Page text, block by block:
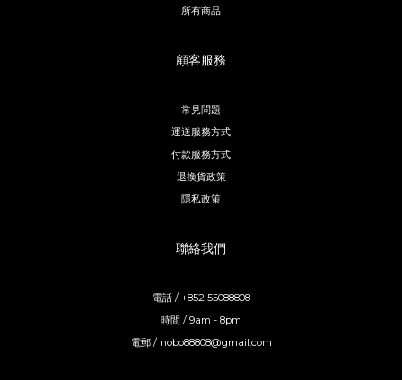
所有商品
顧客服務
常見問題
運送服務方式
付款服務方式
退換貨政策
隱私政策
聯絡我們
電話 / +852 55088808
時間 / 9am - 8pm
電郵 / nobo88808@gmail.com